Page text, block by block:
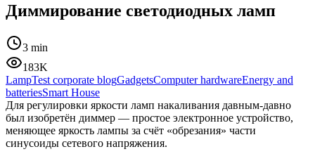
Диммирование светодиодных ламп
3 min
183K
LampTest corporate blogGadgetsComputer hardwareEnergy and
batteriesSmart House
Для регулировки яркости ламп накаливания давным-давно
был изобретён диммер — простое электронное устройство,
меняющее яркость лампы за счёт «обрезания» части
синусоиды сетевого напряжения.